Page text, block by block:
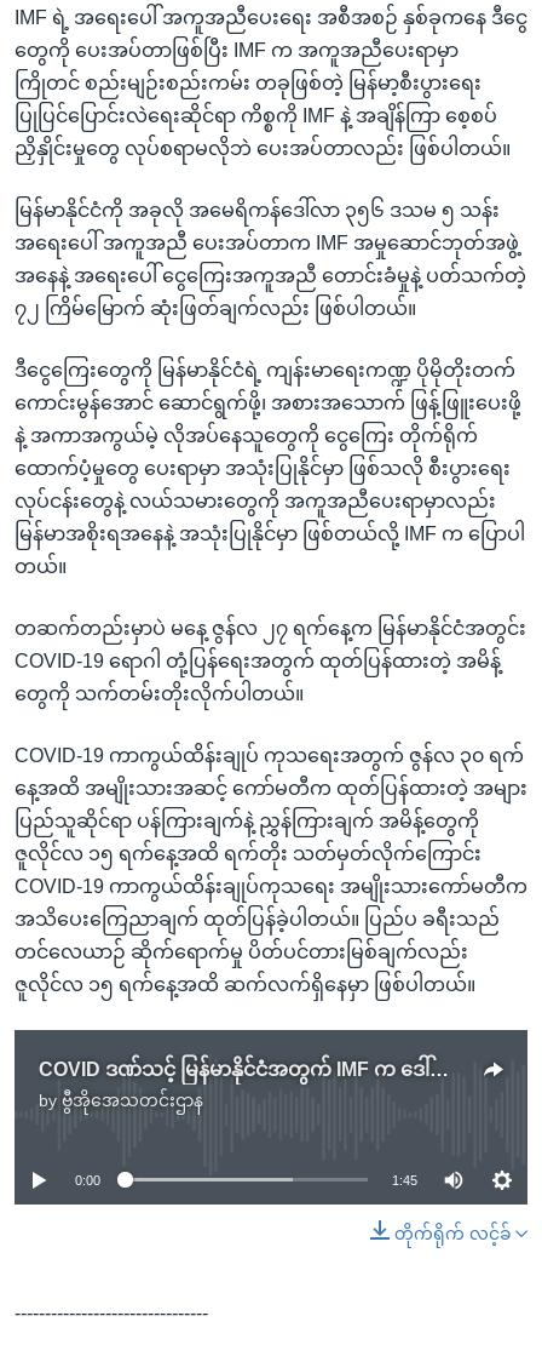
IMF ရဲ့ အရေးပေါ် အကူအညီပေးရေး အစီအစဉ် နှစ်ခုကနေ ဒီငွေ
တွေကို ပေးအပ်တာဖြစ်ပြီး IMF က အကူအညီပေးရာမှာ
ကြိုတင် စည်းမျဉ်းစည်းကမ်း တခုဖြစ်တဲ့ မြန်မာ့စီးပွားရေး
ပြုပြင်ပြောင်းလဲရေးဆိုင်ရာ ကိစ္စကို IMF နဲ့ အချိန်ကြာ စေ့စပ်
ညှိနှိုင်းမှုတွေ လုပ်စရာမလိုဘဲ ပေးအပ်တာလည်း ဖြစ်ပါတယ်။
မြန်မာနိုင်ငံကို အခုလို အမေရိကန်ဒေါ်လာ ၃၅၆ ဒသမ ၅ သန်း
အရေးပေါ် အကူအညီ ပေးအပ်တာက IMF အမှုဆောင်ဘုတ်အဖွဲ့
အနေနဲ့ အရေးပေါ် ငွေကြေးအကူအညီ တောင်းခံမှုနဲ့ ပတ်သက်တဲ့
၇၂ ကြိမ်မြောက် ဆုံးဖြတ်ချက်လည်း ဖြစ်ပါတယ်။
ဒီငွေကြေးတွေကို မြန်မာနိုင်ငံရဲ့ ကျန်းမာရေးကဏ္ဍ ပိုမိုတိုးတက်
ကောင်းမွန်အောင် ဆောင်ရွက်ဖို့၊ အစားအသောက် ဖြန့်ဖြူးပေးဖို့
နဲ့ အကာအကွယ်မဲ့ လိုအပ်နေသူတွေကို ငွေကြေး တိုက်ရိုက်
ထောက်ပံ့မှုတွေ ပေးရာမှာ အသုံးပြုနိုင်မှာ ဖြစ်သလို စီးပွားရေး
လုပ်ငန်းတွေနဲ့ လယ်သမားတွေကို အကူအညီပေးရာမှာလည်း
မြန်မာအစိုးရအနေနဲ့ အသုံးပြုနိုင်မှာ ဖြစ်တယ်လို့ IMF က ပြောပါ
တယ်။
တဆက်တည်းမှာပဲ မနေ့ ဇွန်လ ၂၇ ရက်နေ့က မြန်မာနိုင်ငံအတွင်း
COVID-19 ရောဂါ တုံ့ပြန်ရေးအတွက် ထုတ်ပြန်ထားတဲ့ အမိန့်
တွေကို သက်တမ်းတိုးလိုက်ပါတယ်။
COVID-19 ကာကွယ်ထိန်းချုပ် ကုသရေးအတွက် ဇွန်လ ၃၀ ရက်
နေ့အထိ အမျိုးသားအဆင့် ကော်မတီက ထုတ်ပြန်ထားတဲ့ အများ
ပြည်သူဆိုင်ရာ ပန်ကြားချက်နဲ့ ညွှန်ကြားချက် အမိန့်တွေကို
ဇူလိုင်လ ၁၅ ရက်နေ့အထိ ရက်တိုး သတ်မှတ်လိုက်ကြောင်း
COVID-19 ကာကွယ်ထိန်းချုပ်ကုသရေး အမျိုးသားကော်မတီက
အသိပေးကြေညာချက် ထုတ်ပြန်ခဲ့ပါတယ်။ ပြည်ပ ခရီးသည်
တင်လေယာဉ် ဆိုက်ရောက်မှု ပိတ်ပင်တားမြစ်ချက်လည်း
ဇူလိုင်လ ၁၅ ရက်နေ့အထိ ဆက်လက်ရှိနေမှာ ဖြစ်ပါတယ်။
COVID ဒဏ်သင့် မြန်မာနိုင်ငံအတွက် IMF က ဒေါ်လာသန်း ၃၅၀ ကျော် အရေးပေါ်ကူညီ
by ဗွီအိုအေသတင်းဌာန
No media source currently available
0:00 1:45
တိုက်ရိုက် လင့်ခ်
--------------------------------